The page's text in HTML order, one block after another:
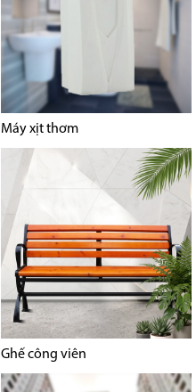
Máy xịt thơm
Ghế công viên